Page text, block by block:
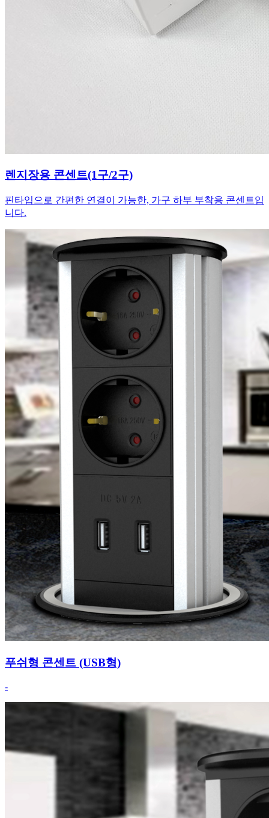
렌지장용 콘센트(1구/2구)
핀타입으로 간편한 연결이 가능한, 가구 하부 부착용 콘센트입
니다.
푸쉬형 콘센트 (USB형)
-